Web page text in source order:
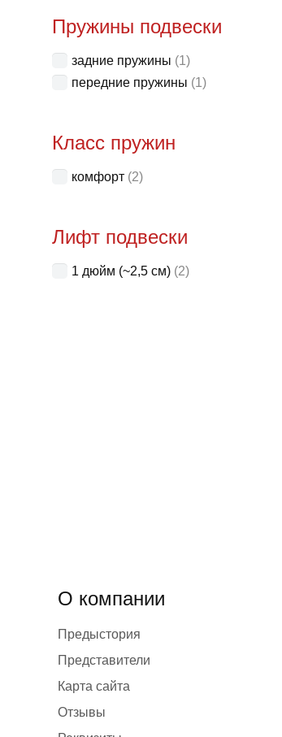
Пружины подвески
задние пружины (1)
передние пружины (1)
Класс пружин
комфорт (2)
Лифт подвески
1 дюйм (~2,5 см) (2)
О компании
Предыстория
Представители
Карта сайта
Отзывы